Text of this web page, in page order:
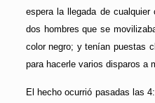
espera la llegada de
dos hombres que se
color negro; y tenían puestas
para hacerle varios disparos a
El hecho ocurrió pasadas las